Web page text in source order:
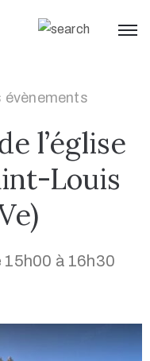
évènements
l’église
Louis
15h00 à 16h30